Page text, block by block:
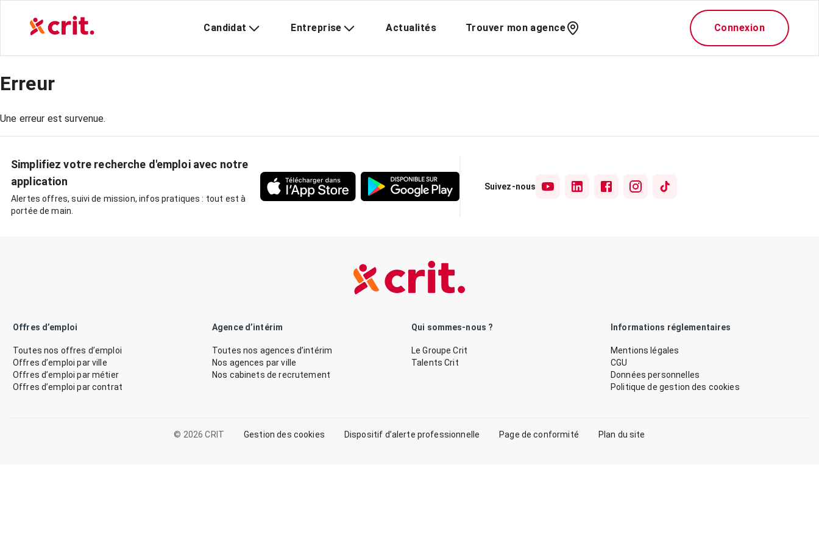
Candidat Entreprise Actualités Trouver mon agence Connexion
Erreur
Une erreur est survenue.
Simplifiez votre recherche d'emploi avec notre
application
Alertes offres, suivi de mission, infos pratiques : tout est à
portée de main.
Suivez-nous
Offres d’emploi
Toutes nos offres d’emploi
Offres d’emploi par ville
Offres d’emploi par métier
Offres d’emploi par contrat
Agence d’intérim
Toutes nos agences d’intérim
Nos agences par ville
Nos cabinets de recrutement
Qui sommes-nous ?
Le Groupe Crit
Talents Crit
Informations réglementaires
Mentions légales
CGU
Données personnelles
Politique de gestion des cookies
© 2026 CRIT Gestion des cookies Dispositif d’alerte professionnelle Page de conformité Plan du site